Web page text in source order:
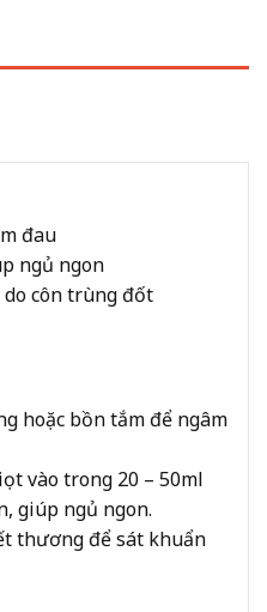
đau
ngủ ngon
côn trùng đốt
hoặc bồn tắm để ngâm
vào trong 20 – 50ml
giúp ngủ ngon.
thương để sát khuẩn